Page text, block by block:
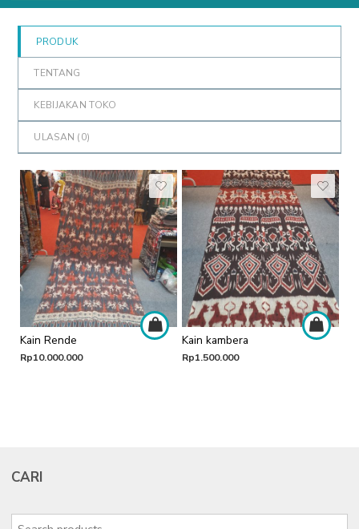
PRODUK
TENTANG
KEBIJAKAN TOKO
ULASAN (0)
Kain Rende
Rp10.000.000
Kain kambera
Rp1.500.000
CARI